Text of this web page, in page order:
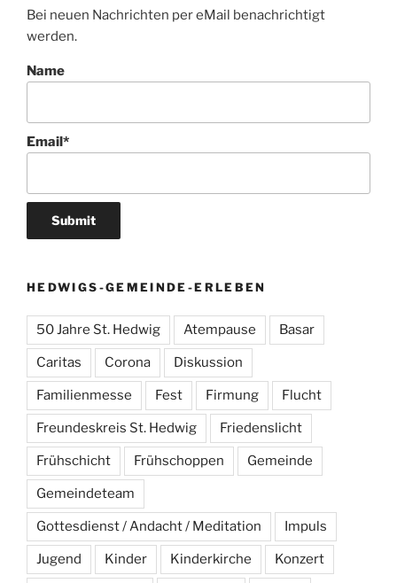
Bei neuen Nachrichten per eMail benachrichtigt
werden.
Name
Email*
HEDWIGS-GEMEINDE-ERLEBEN
50 Jahre St. Hedwig Atempause Basar
Caritas Corona Diskussion
Familienmesse Fest Firmung Flucht
Freundeskreis St. Hedwig Friedenslicht
Frühschicht Frühschoppen Gemeinde
Gemeindeteam
Gottesdienst / Andacht / Meditation Impuls
Jugend Kinder Kinderkirche Konzert